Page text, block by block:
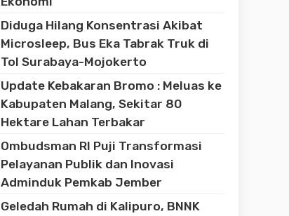
Diduga Hilang Konsentrasi Akibat
Microsleep, Bus Eka Tabrak Truk di
Tol Surabaya-Mojokerto
Update Kebakaran Bromo : Meluas ke
Kabupaten Malang, Sekitar 80
Hektare Lahan Terbakar
Ombudsman RI Puji Transformasi
Pelayanan Publik dan Inovasi
Adminduk Pemkab Jember
Geledah Rumah di Kalipuro, BNNK